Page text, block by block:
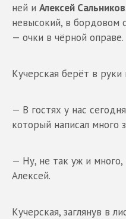
ней и Алексей Сальников
невысокий, в бордовом
— очки в чёрной оправе.
Кучерская берёт в
— В гостях у нас
который написал много
— Ну, не так уж и
Алексей.
Кучерская, заглянув в